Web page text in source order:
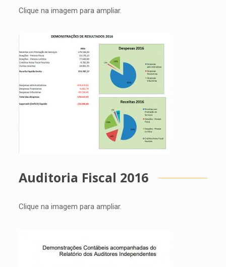
Clique na imagem para ampliar.
Auditoria Fiscal 2016
Clique na imagem para ampliar.